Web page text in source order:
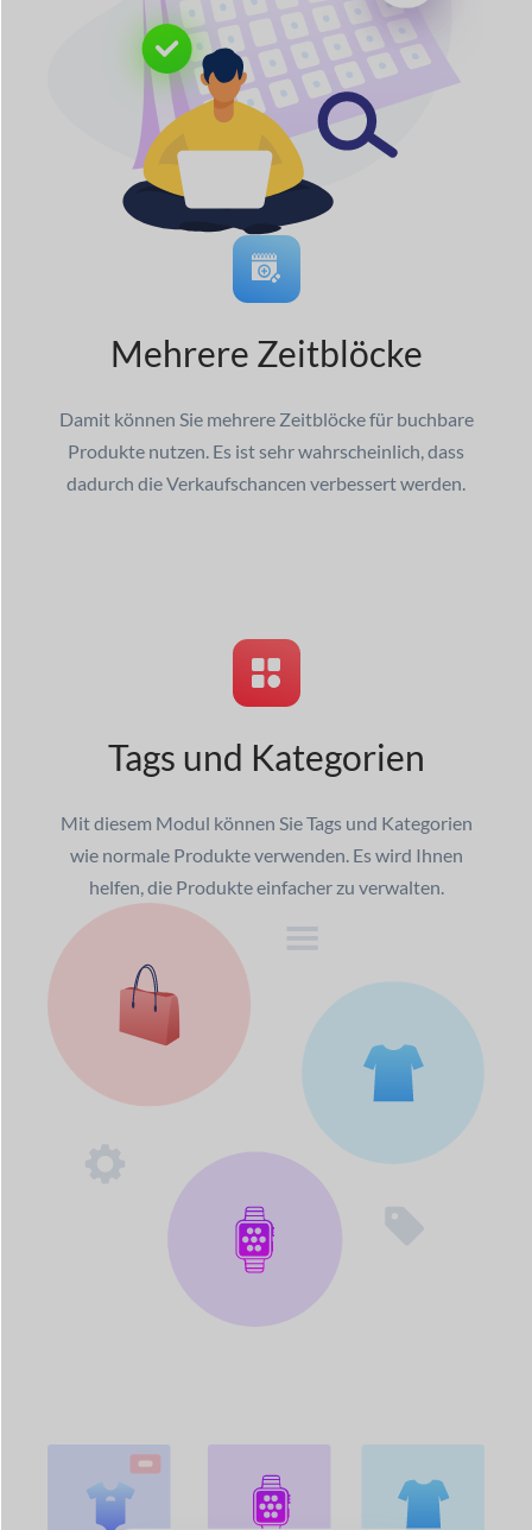
Mehrere Zeitblöcke
Damit können Sie mehrere Zeitblöcke für buchbare
Produkte nutzen. Es ist sehr wahrscheinlich, dass
dadurch die Verkaufschancen verbessert werden.
Tags und Kategorien
Mit diesem Modul können Sie Tags und Kategorien
wie normale Produkte verwenden. Es wird Ihnen
helfen, die Produkte einfacher zu verwalten.